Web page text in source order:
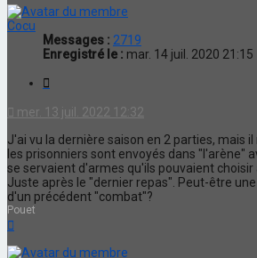
Cocu
Messages : 2719
Enregistré le : mar. 14 juil. 2020 21:15
mer. 13 juil. 2022 12:32
J'ai vu la dernière saison en 2 parties, mais
les prisonniers sont envoyés dans "l'arène"
se servaient d'armes qu'ils pouvaient choisir
Juste après le "dernier repas". Peut-être
d'un précédent "combat"?
Pouet